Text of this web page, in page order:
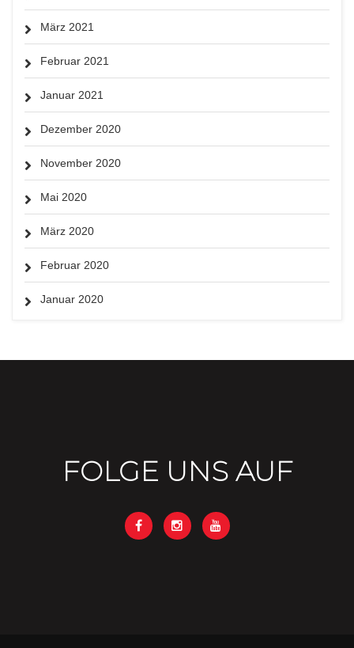
März 2021
Februar 2021
Januar 2021
Dezember 2020
November 2020
Mai 2020
März 2020
Februar 2020
Januar 2020
FOLGE UNS AUF